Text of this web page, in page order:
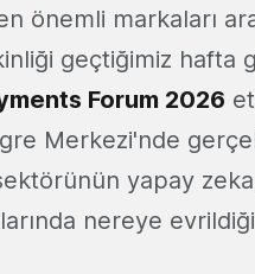
önemli markaları
geçtiğimiz hafta
Forum 2026
Merkezi'nde
yapay
nereye